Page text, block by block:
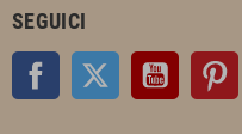
SEGUICI
Facebook Twitter YouTube